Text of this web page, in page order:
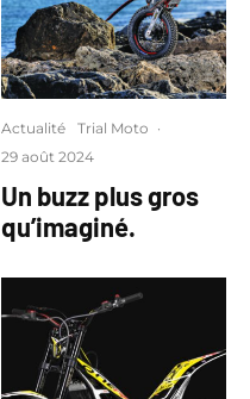
Actualité Trial Moto ·
29 août 2024
Un buzz plus gros
qu’imaginé.